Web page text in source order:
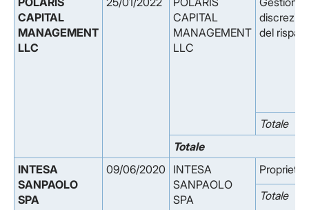
CAPITAL
MANAGEMENT
LLC
CAPITAL
MANAGEMENT
LLC
del
Totale
Totale
INTESA
SANPAOLO
SPA
09/06/2020
INTESA
SANPAOLO
SPA
Proprieta'
Totale